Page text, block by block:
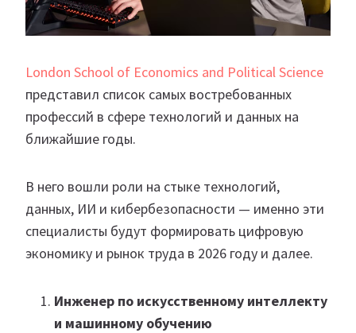
London School of Economics and Political Science
представил список самых востребованных
профессий в сфере технологий и данных на
ближайшие годы.
В него вошли роли на стыке технологий,
данных, ИИ и кибербезопасности — именно эти
специалисты будут формировать цифровую
экономику и рынок труда в 2026 году и далее.
Инженер по искусственному интеллекту
и машинному обучению